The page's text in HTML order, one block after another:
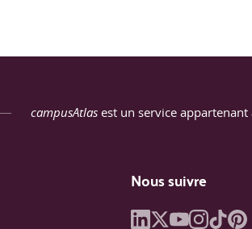
campusAtlas est un service appartenant
Nous suivre